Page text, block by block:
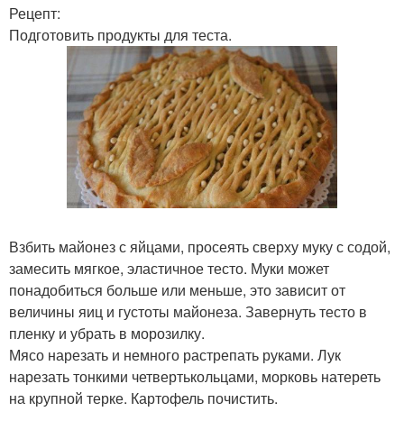
Рецепт:
Подготовить продукты для теста.
Взбить майонез с яйцами, просеять сверху муку с содой,
замесить мягкое, эластичное тесто. Муки может
понадобиться больше или меньше, это зависит от
величины яиц и густоты майонеза. Завернуть тесто в
пленку и убрать в морозилку.
Мясо нарезать и немного растрепать руками. Лук
нарезать тонкими четвертькольцами, морковь натереть
на крупной терке. Картофель почистить.